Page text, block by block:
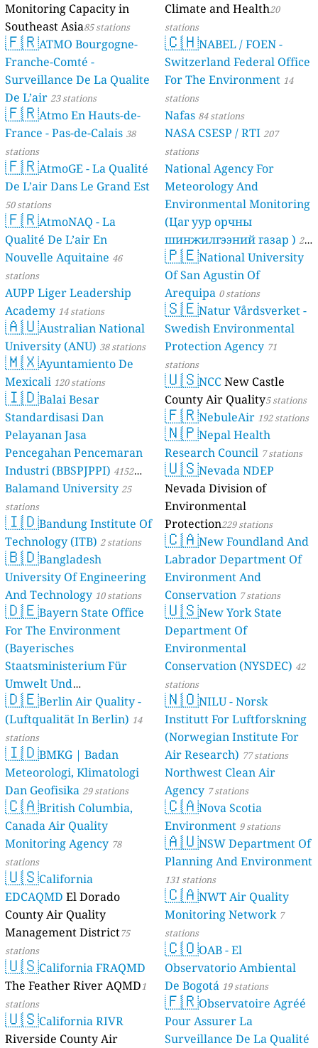
Monitoring Capacity in
Southeast Asia85 stations
🇫🇷ATMO Bourgogne-
Franche-Comté -
Surveillance De La Qualite
De L’air 23 stations
🇫🇷Atmo En Hauts-de-
France - Pas-de-Calais 38
stations
🇫🇷AtmoGE - La Qualité
De L’air Dans Le Grand Est
50 stations
🇫🇷AtmoNAQ - La
Qualité De L’air En
Nouvelle Aquitaine 46
stations
AUPP Liger Leadership
Academy 14 stations
🇦🇺Australian National
University (ANU) 38 stations
🇲🇽Ayuntamiento De
Mexicali 120 stations
🇮🇩Balai Besar
Standardisasi Dan
Pelayanan Jasa
Pencegahan Pencemaran
Industri (BBSPJPPI) 4152
stations
Balamand University25
stations
🇮🇩Bandung Institute Of
Technology (ITB) 2 stations
🇧🇩Bangladesh
University Of Engineering
And Technology 10 stations
🇩🇪Bayern State Office
For The Environment
(Bayerisches
Staatsministerium Für
Umwelt Und
Verbraucherschutz) - LfU
46 stations
🇩🇪Berlin Air Quality -
(Luftqualität In Berlin) 14
stations
🇮🇩BMKG | Badan
Meteorologi, Klimatologi
Dan Geofisika 29 stations
🇨🇦British Columbia,
Canada Air Quality
Monitoring Agency 78
stations
🇺🇸California
EDCAQMD El Dorado
County Air Quality
Management District75
stations
🇺🇸California FRAQMD
The Feather River AQMD1
stations
🇺🇸California RIVR
Riverside County Air
Climate and Health20
stations
🇨🇭NABEL / FOEN -
Switzerland Federal Office
For The Environment 14
stations
Nafas 84 stations
NASA CSESP / RTI 207
stations
National Agency For
Meteorology And
Environmental Monitoring
(Цаг уур орчны
шинжилгээний газар ) 21
stations
🇵🇪National University
Of San Agustin Of
Arequipa 0 stations
🇸🇪Natur Vårdsverket -
Swedish Environmental
Protection Agency 71
stations
🇺🇸NCCNew Castle
County Air Quality5 stations
🇫🇷NebuleAir 192 stations
🇳🇵Nepal Health
Research Council 7 stations
🇺🇸Nevada NDEP
Nevada Division of
Environmental
Protection229 stations
🇨🇦New Foundland And
Labrador Department Of
Environment And
Conservation 7 stations
🇺🇸New York State
Department Of
Environmental
Conservation (NYSDEC) 42
stations
🇳🇴NILU - Norsk
Institutt For Luftforskning
(Norwegian Institute For
Air Research) 77 stations
Northwest Clean Air
Agency 7 stations
🇨🇦Nova Scotia
Environment 9 stations
🇦🇺NSW Department Of
Planning And Environment
131 stations
🇨🇦NWT Air Quality
Monitoring Network 7
stations
🇨🇴OAB - El
Observatorio Ambiental
De Bogotá 19 stations
🇫🇷Observatoire Agréé
Pour Assurer La
Surveillance De La Qualité